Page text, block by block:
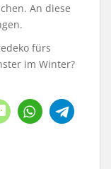
An diese
fürs
im Winter?